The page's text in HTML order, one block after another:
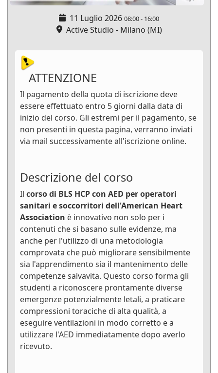
11 Luglio 2026 08:00- 16:00
Active Studio - Milano (MI)
ATTENZIONE
Il pagamento della quota di iscrizione deve
essere effettuato entro 5 giorni dalla data di
inizio del corso. Gli estremi per il pagamento, se
non presenti in questa pagina, verranno inviati
via mail successivamente all'iscrizione online.
Descrizione del corso
Il corso di BLS HCP con AED per operatori
sanitari e soccorritori dell'American Heart
Association è innovativo non solo per i
contenuti che si basano sulle evidenze, ma
anche per l'utilizzo di una metodologia
comprovata che può migliorare sensibilmente
sia l'apprendimento sia il mantenimento delle
competenze salvavita. Questo corso forma gli
studenti a riconoscere prontamente diverse
emergenze potenzialmente letali, a praticare
compressioni toraciche di alta qualità, a
eseguire ventilazioni in modo corretto e a
utilizzare l'AED immediatamente dopo averlo
ricevuto.